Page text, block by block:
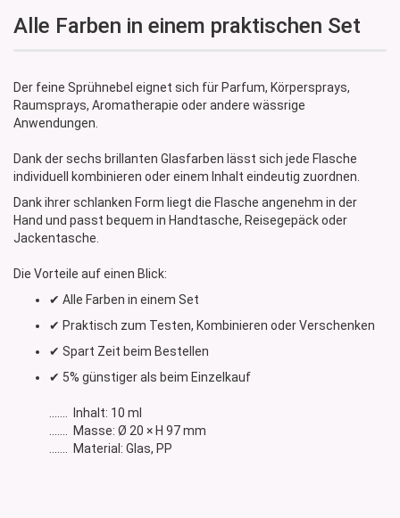
Alle Farben in einem praktischen Set
Der feine Sprühnebel eignet sich für Parfum, Körpersprays,
Raumsprays, Aromatherapie oder andere wässrige
Anwendungen.
Dank der sechs brillanten Glasfarben lässt sich jede Flasche
individuell kombinieren oder einem Inhalt eindeutig zuordnen.
Dank ihrer schlanken Form liegt die Flasche angenehm in der
Hand und passt bequem in Handtasche, Reisegepäck oder
Jackentasche.
Die Vorteile auf einen Blick:
✔ Alle Farben in einem Set
✔ Praktisch zum Testen, Kombinieren oder Verschenken
✔ Spart Zeit beim Bestellen
✔ 5% günstiger als beim Einzelkauf
....... Inhalt: 10 ml
....... Masse: Ø 20 × H 97 mm
....... Material: Glas, PP